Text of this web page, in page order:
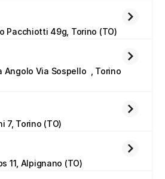
Pacchiotti 49g, Torino (TO)
Angolo Via Sospello  , Torino
7, Torino (TO)
11, Alpignano (TO)